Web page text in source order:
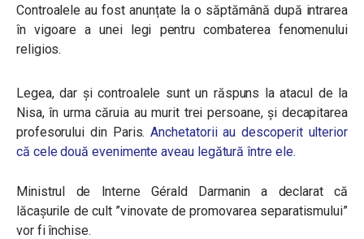
Controalele au fost anunțate la o săptămână după intrarea
în vigoare a unei legi pentru combaterea fenomenului
religios.
Legea, dar și controalele sunt un răspuns la atacul de la
Nisa, în urma căruia au murit trei persoane, și decapitarea
profesorului din Paris.Anchetatorii au descoperit ulterior
că cele două evenimente aveau legătură între ele.
Ministrul de Interne Gérald Darmanin a declarat că
lăcașurile de cult ”vinovate de promovarea separatismului”
vor fi închise.